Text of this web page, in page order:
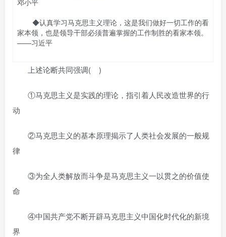
◆认真学习马克思主义理论，这是我们做好一切工作的看
家本领，也是领导干部必须普遍掌握的工作制胜的看家本领。
——习近平
上述论断共同强调( )
①马克思主义是实践的理论，指引着人民改造世界的行
动
②马克思主义的基本原理揭示了人类社会发展的一般规
律
③为全人类解放而斗争是马克思主义一以贯之的价值使
命
④中国共产党不断开辟马克思主义中国化时代化的新境
界